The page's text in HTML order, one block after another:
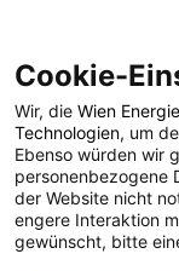
Cookie-
Wir, die Wien
Technologien, um
Ebenso würden wir
personenbezogene
der Website nicht
engere Interaktion
gewünscht, bitte